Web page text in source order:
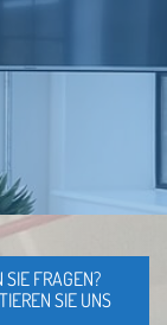
SIE FRAGEN?
SIE UNS